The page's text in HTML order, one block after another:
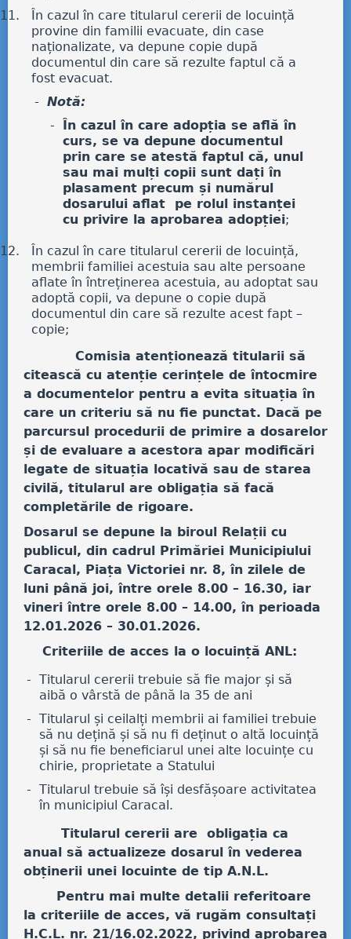
În cazul în care titularul cererii de locuință
provine din familii evacuate, din case
naționalizate, va depune copie după
documentul din care să rezulte faptul că a
fost evacuat.
Notă:
În cazul în care adopția se află în
curs, se va depune documentul
prin care se atestă faptul că, unul
sau mai mulți copii sunt dați în
plasament precum și numărul
dosarului aflat pe rolul instanței
cu privire la aprobarea adopției;
În cazul în care titularul cererii de locuință,
membrii familiei acestuia sau alte persoane
aflate în întreținerea acestuia, au adoptat sau
adoptă copii, va depune o copie după
documentul din care să rezulte acest fapt –
copie;
Comisia atenționează titularii să
citească cu atenție cerințele de întocmire
a documentelor pentru a evita situația în
care un criteriu să nu fie punctat. Dacă pe
parcursul procedurii de primire a dosarelor
și de evaluare a acestora apar modificări
legate de situația locativă sau de starea
civilă, titularul are obligația să facă
completările de rigoare.
Dosarul se depune la biroul Relații cu
publicul, din cadrul Primăriei Municipiului
Caracal, Piața Victoriei nr. 8, în zilele de
luni până joi, între orele 8.00 – 16.30, iar
vineri între orele 8.00 – 14.00, în perioada
12.01.2026 – 30.01.2026.
Criteriile de acces la o locuință ANL:
Titularul cererii trebuie să fie major și să
aibă o vârstă de până la 35 de ani
Titularul și ceilalți membrii ai familiei trebuie
să nu dețină și să nu fi deținut o altă locuință
și să nu fie beneficiarul unei alte locuințe cu
chirie, proprietate a Statului
Titularul trebuie să își desfășoare activitatea
în municipiul Caracal.
Titularul cererii are obligația ca
anual să actualizeze dosarul în vederea
obținerii unei locuinte de tip A.N.L.
Pentru mai multe detalii referitoare
la criteriile de acces, vă rugăm consultați
H.C.L. nr. 21/16.02.2022, privind aprobarea